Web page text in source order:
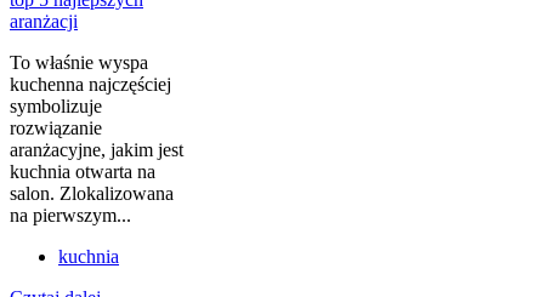
To właśnie wyspa
kuchenna najczęściej
symbolizuje
rozwiązanie
aranżacyjne, jakim jest
kuchnia otwarta na
salon. Zlokalizowana
na pierwszym...
kuchnia